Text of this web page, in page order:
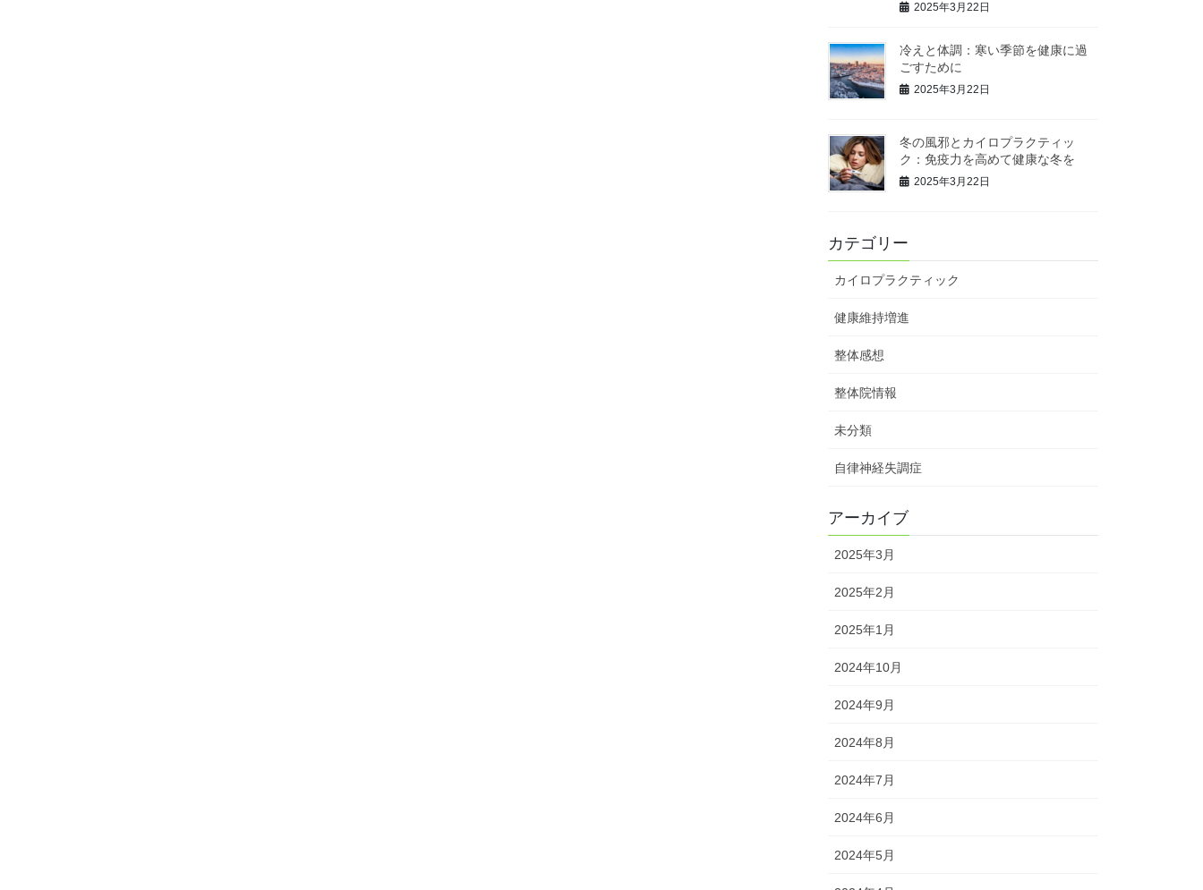
2025年3月22日
冷えと体調：寒い季節を健康に過
ごすために
2025年3月22日
冬の風邪とカイロプラクティッ
ク：免疫力を高めて健康な冬を
2025年3月22日
カテゴリー
カイロプラクティック
健康維持増進
整体感想
整体院情報
未分類
自律神経失調症
アーカイブ
2025年3月
2025年2月
2025年1月
2024年10月
2024年9月
2024年8月
2024年7月
2024年6月
2024年5月